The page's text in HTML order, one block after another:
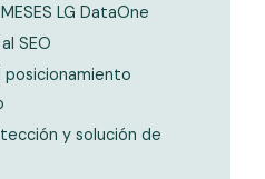
LG DataOne
SEO
y solución de